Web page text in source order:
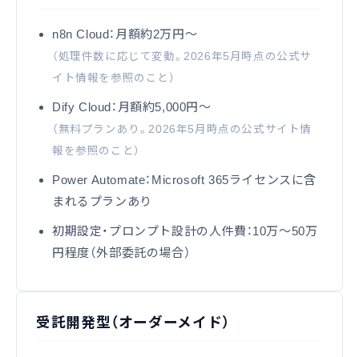
n8n Cloud：月額約2万円〜
（処理件数に応じて変動。2026年5月時点の公式サ
イト情報を参照のこと）
Dify Cloud：月額約5,000円〜
（無料プランあり。2026年5月時点の公式サイト情
報を参照のこと）
Power Automate：Microsoft 365ライセンスに含
まれるプランあり
初期設定・プロンプト設計の人件費：10万〜50万
円程度（外部委託の場合）
受託開発型（オーダーメイド）